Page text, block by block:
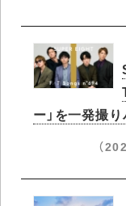
ー」を一発撮
（